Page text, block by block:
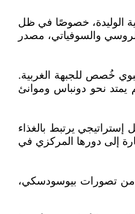
الوليدة، خصوصًا في ظل
والسوفياتي، مصدر
الأكبر من الإنفاق العسكري التعبوي خُصص للجبهة الغربية.
نحو دونباس وموانئ
يرتبط بالغذاء
إلى دورها المركزي في
من تصورات بيوسودسكي،